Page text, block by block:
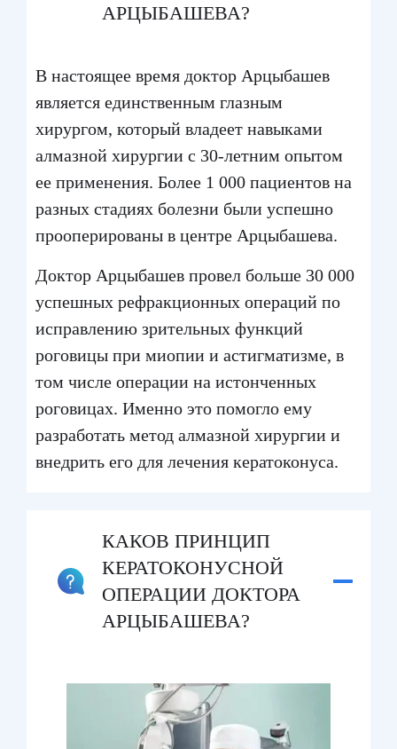
АРЦЫБАШЕВА?
В настоящее время доктор Арцыбашев
является единственным глазным
хирургом, который владеет навыками
алмазной хирургии с 30-летним опытом
ее применения. Более 1 000 пациентов на
разных стадиях болезни были успешно
прооперированы в центре Арцыбашева.
Доктор Арцыбашев провел больше 30 000
успешных рефракционных операций по
исправлению зрительных функций
роговицы при миопии и астигматизме, в
том числе операции на истонченных
роговицах. Именно это помогло ему
разработать метод алмазной хирургии и
внедрить его для лечения кератоконуса.
КАКОВ ПРИНЦИП
КЕРАТОКОНУСНОЙ
ОПЕРАЦИИ ДОКТОРА
АРЦЫБАШЕВА?